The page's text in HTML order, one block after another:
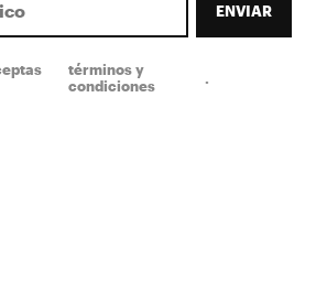
ENVIAR
términos y
condiciones